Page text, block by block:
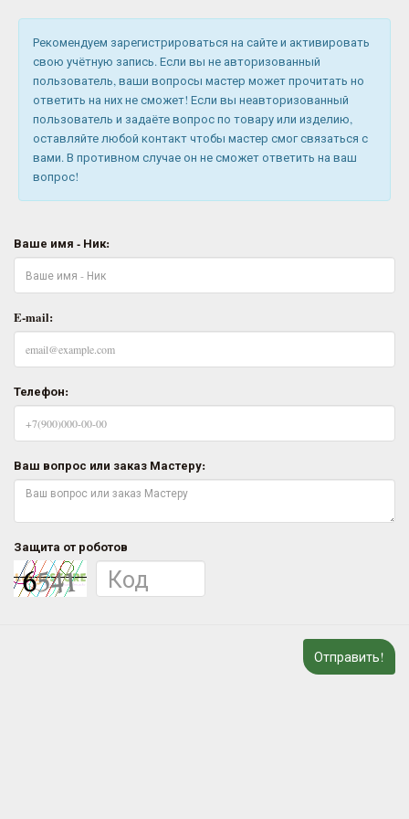
Рекомендуем зарегистрироваться на сайте и активировать
свою учётную запись. Если вы не авторизованный
пользователь, ваши вопросы мастер может прочитать но
ответить на них не сможет! Если вы неавторизованный
пользователь и задаёте вопрос по товару или изделию,
оставляйте любой контакт чтобы мастер смог связаться с
вами. В противном случае он не сможет ответить на ваш
вопрос!
Ваше имя - Ник:
E-mail:
Телефон:
Ваш вопрос или заказ Мастеру:
Защита от роботов
Отправить!